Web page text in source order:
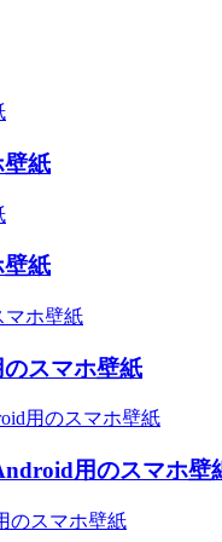
紙
紙
スマホ壁紙
用のスマホ壁